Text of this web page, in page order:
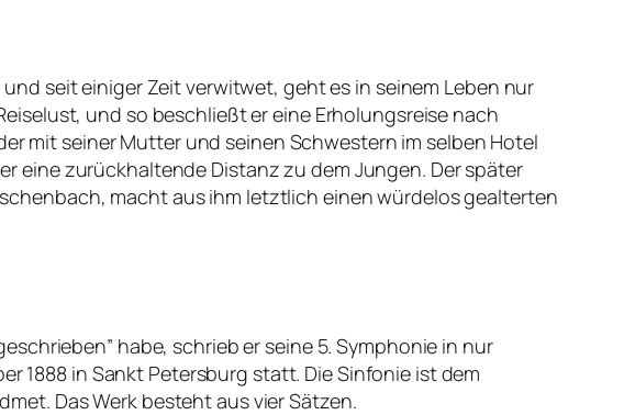
seit einiger Zeit verwitwet, geht es in seinem Leben nur
und so beschließt er eine Erholungsreise nach
mit seiner Mutter und seinen Schwestern im selben Hotel
eine zurückhaltende Distanz zu dem Jungen. Der später
macht aus ihm letztlich einen würdelos gealterten
habe, schrieb er seine 5. Symphonie in nur
1888 in Sankt Petersburg statt. Die Sinfonie ist dem
Das Werk besteht aus vier Sätzen.